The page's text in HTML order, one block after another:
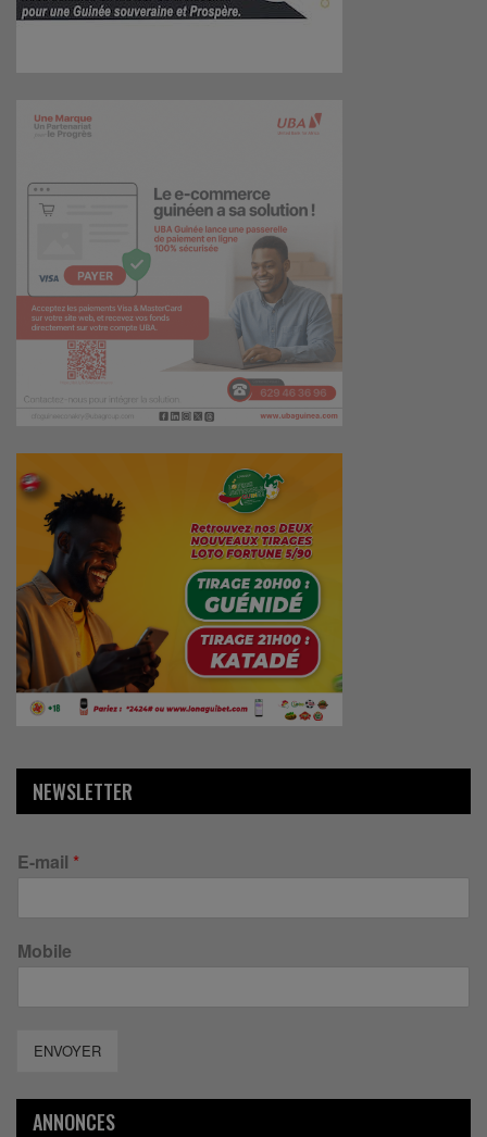
NEWSLETTER
E-mail *
Mobile
ENVOYER
ANNONCES